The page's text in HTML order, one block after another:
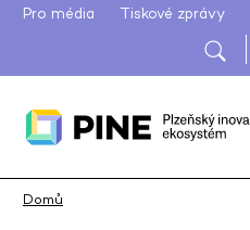
Pro média Tiskové zprávy
Domů